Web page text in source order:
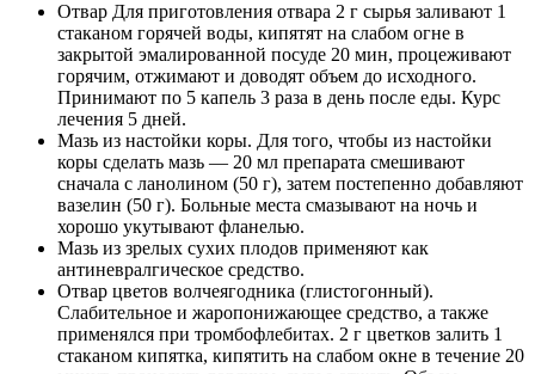
Отвар Для приготовления отвара 2 г сырья заливают 1
стаканом горячей воды, кипятят на слабом огне в
закрытой эмалированной посуде 20 мин, процеживают
горячим, отжимают и доводят объем до исходного.
Принимают по 5 капель 3 раза в день после еды. Курс
лечения 5 дней.
Мазь из настойки коры. Для того, чтобы из настойки
коры сделать мазь — 20 мл препарата смешивают
сначала с ланолином (50 г), затем постепенно добавляют
вазелин (50 г). Больные места смазывают на ночь и
хорошо укутывают фланелью.
Мазь из зрелых сухих плодов применяют как
антиневралгическое средство.
Отвар цветов волчеягодника (глистогонный).
Слабительное и жаропонижающее средство, а также
применялся при тромбофлебитах. 2 г цветков залить 1
стаканом кипятка, кипятить на слабом окне в течение 20